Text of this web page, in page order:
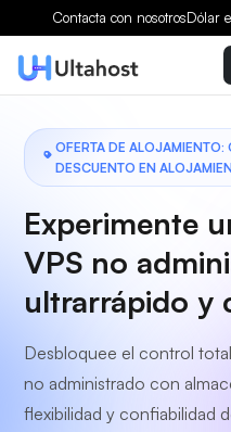
Contacta con nosotrosDólar
OFERTA DE
DESCUENTO EN
Experimente
VPS no
ultrarrápido y
Desbloquee el control
no administrado con
flexibilidad y confiabilidad